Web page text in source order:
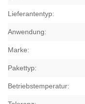
Lieferantentyp:
Anwendung:
Marke:
Pakettyp:
Betriebstemperatur: